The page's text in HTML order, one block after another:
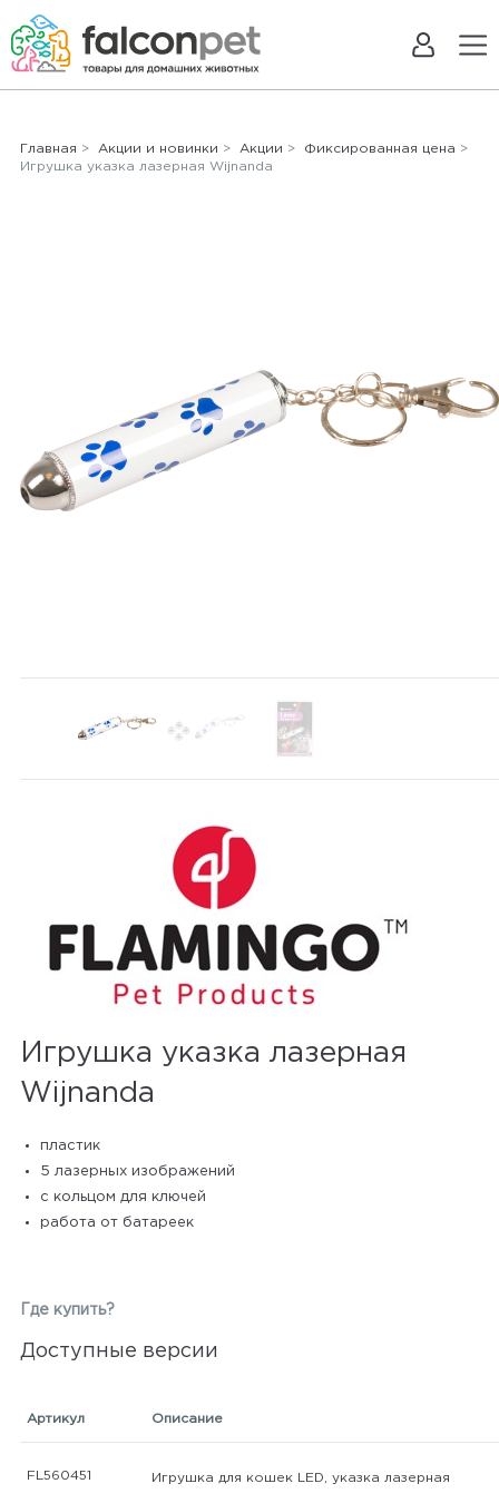
Главная > Акции и новинки > Акции > Фиксированная цена >
Игрушка указка лазерная Wijnanda
Игрушка указка лазерная
Wijnanda
пластик
5 лазерных изображений
с кольцом для ключей
работа от батареек
Где купить?
Доступные версии
Артикул Описание
FL560451 Игрушка для кошек LED, указка лазерная